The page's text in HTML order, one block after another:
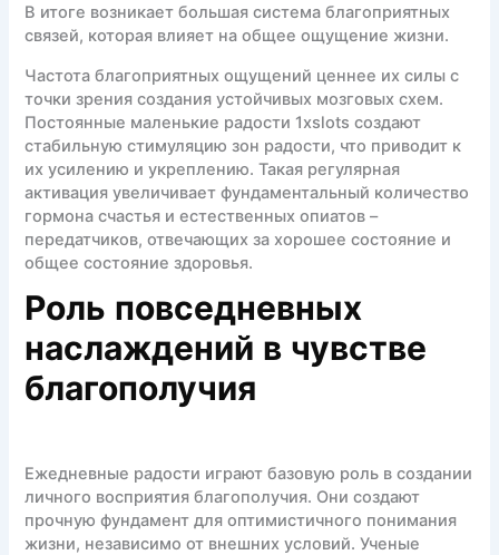
В итоге возникает большая система благоприятных
связей, которая влияет на общее ощущение жизни.
Частота благоприятных ощущений ценнее их силы с
точки зрения создания устойчивых мозговых схем.
Постоянные маленькие радости 1xslots создают
стабильную стимуляцию зон радости, что приводит к
их усилению и укреплению. Такая регулярная
активация увеличивает фундаментальный количество
гормона счастья и естественных опиатов –
передатчиков, отвечающих за хорошее состояние и
общее состояние здоровья.
Роль повседневных
наслаждений в чувстве
благополучия
Ежедневные радости играют базовую роль в создании
личного восприятия благополучия. Они создают
прочную фундамент для оптимистичного понимания
жизни, независимо от внешних условий. Ученые